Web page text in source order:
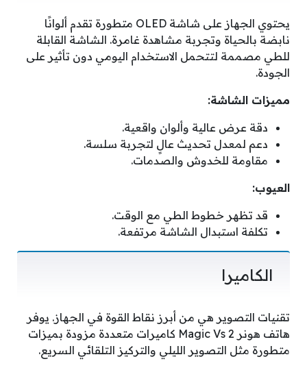
يحتوي الجهاز على شاشة OLED متطورة تقدم ألوانًا
نابضة بالحياة وتجربة مشاهدة غامرة. الشاشة القابلة
للطي مصممة لتتحمل الاستخدام اليومي دون تأثير على
الجودة.
مميزات الشاشة:
دقة عرض عالية وألوان واقعية.
دعم لمعدل تحديث عالٍ لتجربة سلسة.
مقاومة للخدوش والصدمات.
العيوب:
قد تظهر خطوط الطي مع الوقت.
تكلفة استبدال الشاشة مرتفعة.
الكاميرا
تقنيات التصوير هي من أبرز نقاط القوة في الجهاز. يوفر
هاتف هونر Magic Vs 2 كاميرات متعددة مزودة بميزات
متطورة مثل التصوير الليلي والتركيز التلقائي السريع.